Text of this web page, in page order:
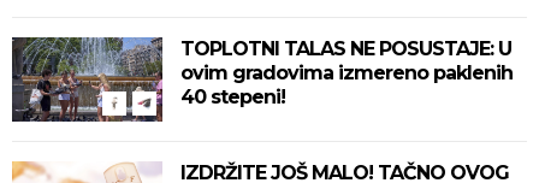
TOPLOTNI TALAS NE POSUSTAJE: U
ovim gradovima izmereno paklenih
40 stepeni!
IZDRŽITE JOŠ MALO! TAČNO OVOG